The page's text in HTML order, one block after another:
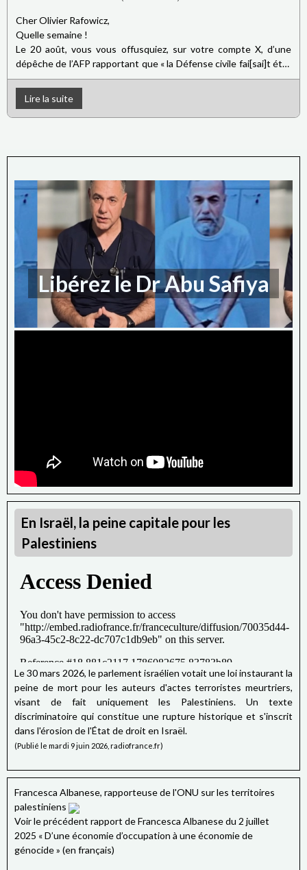
Cher Olivier Rafowicz,
Quelle semaine !
Le 20 août, vous vous offusquiez, sur votre compte X, d’une
dépêche de l’AFP rapportant que « la Défense civile fai[sai]t état
de 18 morts dans la bande de Gaza », affirmant que l’agence de
vous lui auriez adressé « de nombreux avertissements » à ce
propos, soit une brillante illustration de votre singulière
Lire la suite
Libérez le Dr Abu Safiya
En Israël, la peine capitale pour les
Palestiniens
Le 30 mars 2026, le parlement israélien votait une loi instaurant la
peine de mort pour les auteurs d'actes terroristes meurtriers,
visant de fait uniquement les Palestiniens. Un texte
discriminatoire qui constitue une rupture historique et s'inscrit
dans l'érosion de l'État de droit en Israël.
(Publié le mardi 9 juin 2026, radiofrance.fr)
Francesca Albanese, rapporteuse de l'ONU sur les territoires
palestiniens
Voir le précédent rapport de Francesca Albanese du 2 juillet
2025 « D’une économie d’occupation à une économie de
génocide » (en français)